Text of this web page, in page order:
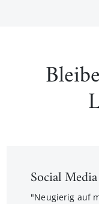
Social Media
"Neugierig auf